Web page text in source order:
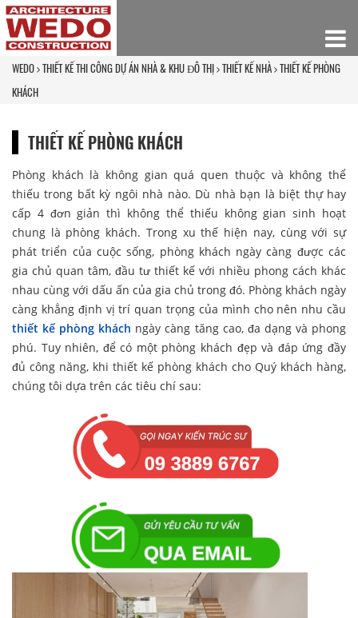
WEDO THIẾT KẾ THI CÔNG DỰ ÁN NHÀ & KHU ĐÔ THỊ THIẾT KẾ NHÀ THIẾT KẾ PHÒNG
KHÁCH
THIẾT KẾ PHÒNG KHÁCH
Phòng khách là không gian quá quen thuộc và không thể
thiếu trong bất kỳ ngôi nhà nào. Dù nhà bạn là biệt thự hay
cấp 4 đơn giản thì không thể thiếu không gian sinh hoạt
chung là phòng khách. Trong xu thế hiện nay, cùng với sự
phát triển của cuộc sống, phòng khách ngày càng được các
gia chủ quan tâm, đầu tư thiết kế với nhiều phong cách khác
nhau cùng với dấu ấn của gia chủ trong đó. Phòng khách ngày
càng khẳng định vị trí quan trọng của mình cho nên nhu cầu
thiết kế phòng khách ngày càng tăng cao, đa dạng và phong
phú. Tuy nhiên, để có một phòng khách đẹp và đáp ứng đầy
đủ công năng, khi thiết kế phòng khách cho Quý khách hàng,
chúng tôi dựa trên các tiêu chí sau: